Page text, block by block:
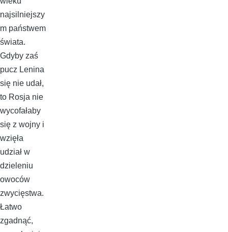
najsilniejszy
m państwem
świata.
Gdyby zaś
pucz Lenina
się nie udał,
to Rosja nie
wycofałaby
się z wojny i
wzięła
udział w
dzieleniu
owoców
zwycięstwa.
Łatwo
zgadnąć,